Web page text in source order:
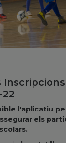
Inscripcions
22
l'aplicatiu
els